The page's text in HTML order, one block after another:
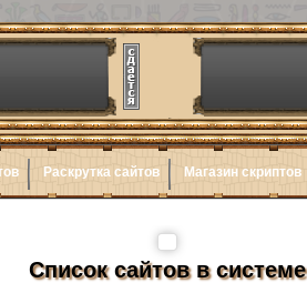
Раскрутка сайтов Магазин скриптов
Список сайтов в системе